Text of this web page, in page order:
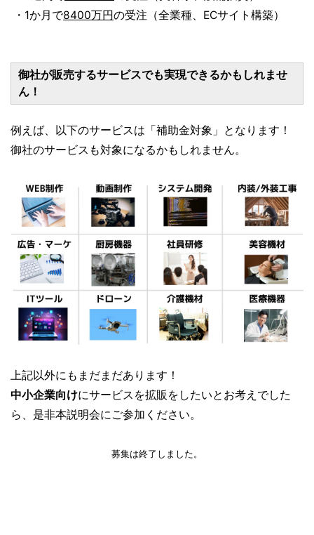
・1か月で8400万円の受注（全業種、ECサイト構築）
御社が販売するサービスでも実現できるかもしれませ
ん！
例えば、以下のサービスは「補助金対象」となります！
御社のサービスも対象になるかもしれません。
上記以外にもまだまだあります！
中小企業向けにサービスを拡販をしたいとお考えでした
ら、是非本説明会にご参加ください。
募集は終了しました。